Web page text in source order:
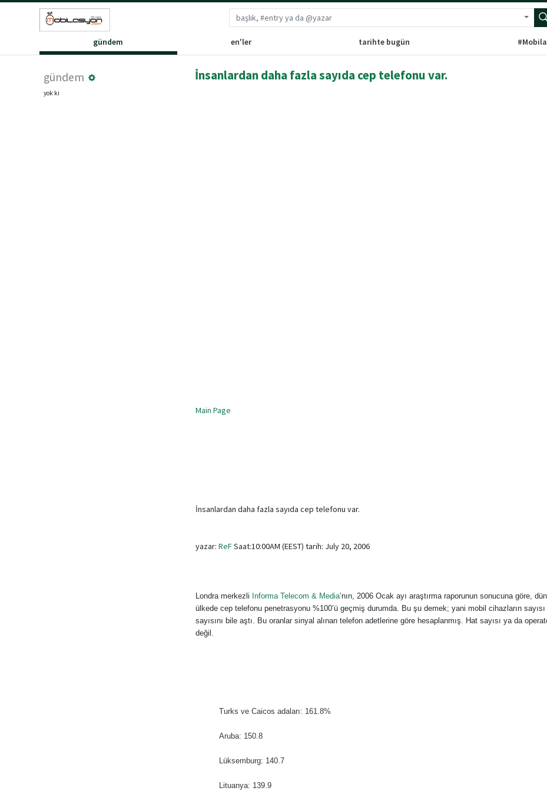
gündem en'ler tarihte bugün
gündem
yok ki
İnsanlardan daha fazla sayıda cep telefonu var.
Main Page
İnsanlardan daha fazla sayıda cep telefonu var.
yazar: ReFSaat:10:00AM (EEST) tarih: July 20, 2006
Londra merkezli Informa Telecom & Media’nın, 2006 Ocak ayı araştırma raporunun sonucuna göre,
ülkede cep telefonu penetrasyonu %100’ü geçmiş durumda. Bu şu demek; yani mobil cihazların
sayısını bile aştı. Bu oranlar sinyal alınan telefon adetlerine göre hesaplanmış. Hat sayısı ya da
değil.
Turks ve Caicos adaları: 161.8%
Aruba: 150.8
Lüksemburg: 140.7
Lituanya: 139.9